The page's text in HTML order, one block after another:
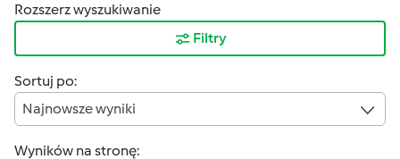
Rozszerz wyszukiwanie
Filtry
Sortuj po:
Najnowsze wyniki
Wyników na stronę: